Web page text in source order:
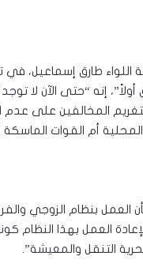
اللواء طارق إسماعيل، في
أولاً”، إنه “حتى الآن لا
المخالفين على عدم
أم القوات الماسكة
العمل بنظام الزوجي
لإعادة العمل بهذا النظام
التنقل والمعيشة”.